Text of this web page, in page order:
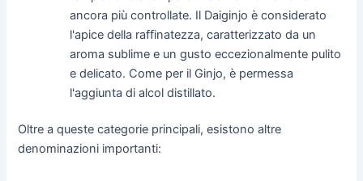
ancora più controllate. Il Daiginjo è considerato
l'apice della raffinatezza, caratterizzato da un
aroma sublime e un gusto eccezionalmente pulito
e delicato. Come per il Ginjo, è permessa
l'aggiunta di alcol distillato.
Oltre a queste categorie principali, esistono altre
denominazioni importanti: